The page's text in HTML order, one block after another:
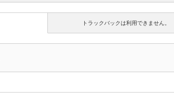
トラックバックは利用できません。